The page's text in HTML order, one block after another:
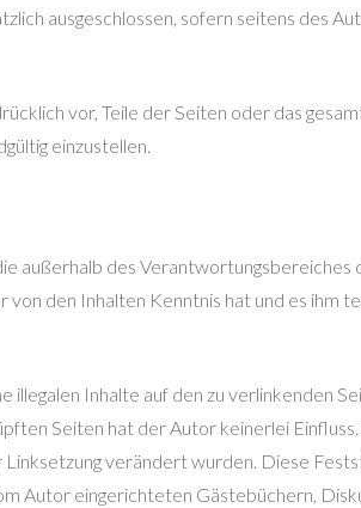
ausgeschlossen, sofern seitens des
vor, Teile der Seiten oder das
einzustellen.
außerhalb des Verantwortungsbereiches
den Inhalten Kenntnis hat und es ihm
Inhalte auf den zu verlinkenden
Seiten hat der Autor keinerlei
verändert wurden. Diese
Autor eingerichteten Gästebüchern,